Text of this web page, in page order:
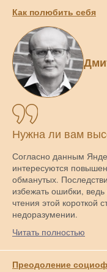
Как полюбить себя
Нужна ли вам
Согласно данным
интересуются
обманутых.
избежать ошибки, ведь
чтения этой короткой
недоразумении.
Читать полностью
Преодоление